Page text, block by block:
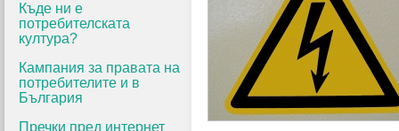
Къде ни е
потребителската
култура?
Кампания за правата на
потребителите и в
България
Пречки пред интернет